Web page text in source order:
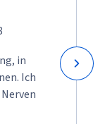
in
Ich